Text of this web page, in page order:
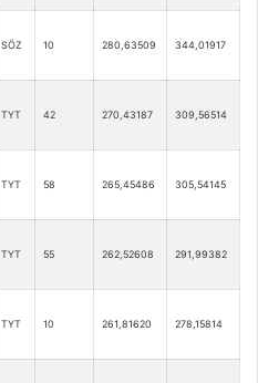
SÖZ 10 280,63509 344,01917
TYT 42 270,43187 309,56514
TYT 58 265,45486 305,54145
TYT 55 262,52608 291,99382
TYT 10 261,81620 278,15814